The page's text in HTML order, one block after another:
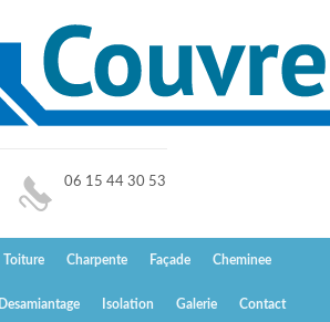
06 15 44 30 53
Toiture Charpente Façade Cheminee
Desamiantage Isolation Galerie Contact